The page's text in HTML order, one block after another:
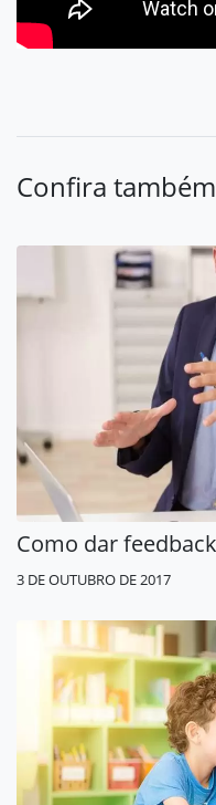
Confira também
3 DE OUTUBRO DE 2017